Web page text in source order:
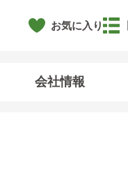
お気に入り
会社情報